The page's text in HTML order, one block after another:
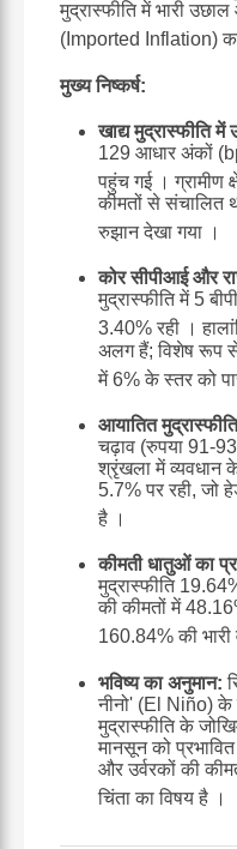
मुद्रास्फीति में भारी
(Imported Inflation) का
मुख्य निष्कर्ष:
खाद्य मुद्रास्फीति में
129 आधार अंकों
पहुंच गई ।ग्रामीण
कीमतों से संचालित
रुझान देखा गया ।
कोर सीपीआई और
मुद्रास्फीति में 5
3.40% रही ।
अलग हैं;विशेष रूप
में 6% के स्तर को
आयातित
चढ़ाव (रुपया 91-
श्रृंखला में व्यवधान
5.7% पर रही, जो
है ।
कीमती धातुओं का
मुद्रास्फीति
की कीमतों में
160.84% की भारी
भविष्य का अनुमान:
नीनो' (El Niño) के
मुद्रास्फीति के
मानसून को
और उर्वरकों की
चिंता का विषय है ।